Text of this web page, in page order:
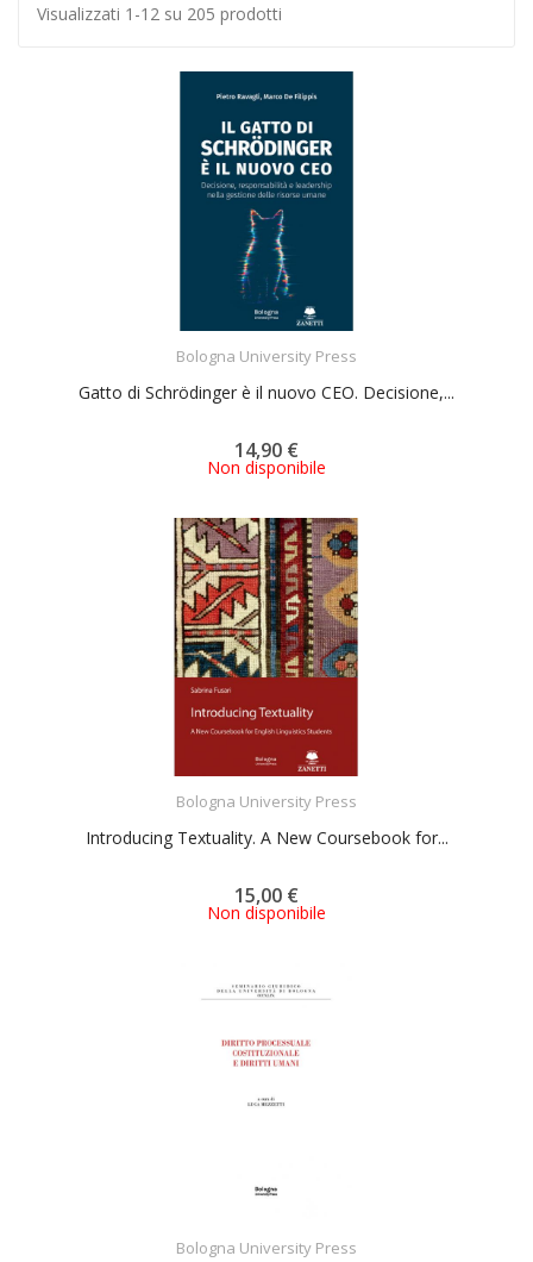
Visualizzati 1-12 su 205 prodotti
Bologna University Press
Gatto di Schrödinger è il nuovo CEO. Decisione,...
14,90 €
Non disponibile
Bologna University Press
Introducing Textuality. A New Coursebook for...
15,00 €
Non disponibile
Bologna University Press